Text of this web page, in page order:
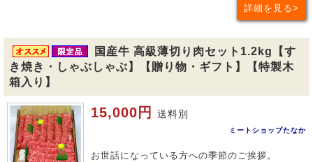
詳細を見る
国産牛 高級薄切り肉セット1.2kg【す
き焼き・しゃぶしゃぶ】【贈り物・ギフト】【特製木
箱入り】
15,000円 送料別
ミートショップたなか
お世話になっている方への季節のご挨拶。